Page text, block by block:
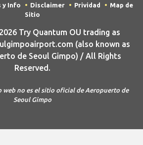
y Info Disclaimer Prividad
Map de
Sitio
Try Quantum OU trading as
(also known as
de Seoul Gimpo) / All Rights
Reserved.
web no es el sitio oficial de Aeropuerto de
Seoul Gimpo